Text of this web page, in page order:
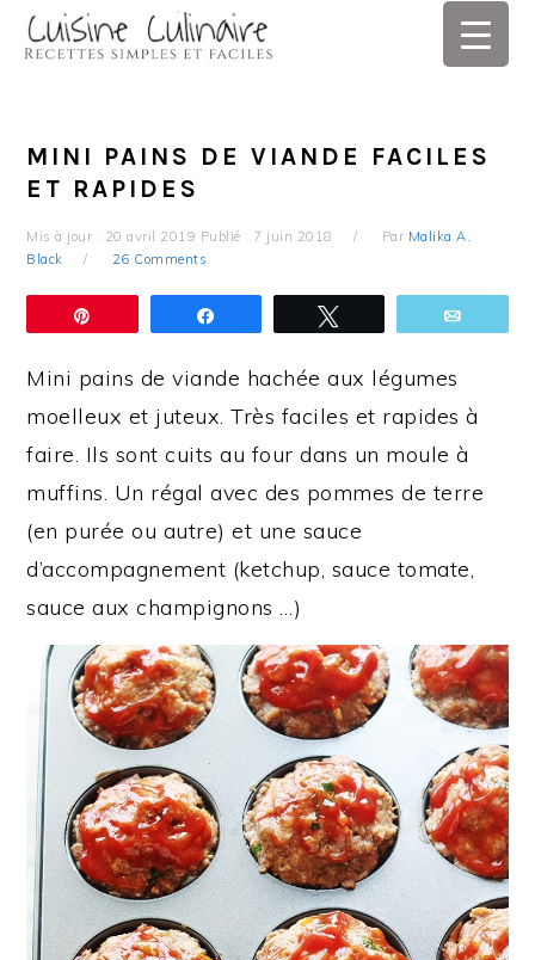
Skip
Skip
Skip
Skip
MINI PAINS DE VIANDE FACILES
ET RAPIDES
Mis à jour : 20 avril 2019 Publié : 7 juin 2018 Par Malika A.
Black
26 Comments
Mini pains de viande hachée aux légumes
moelleux et juteux. Très faciles et rapides à
faire. Ils sont cuits au four dans un moule à
muffins. Un régal avec des pommes de terre
(en purée ou autre) et une sauce
d’accompagnement (ketchup, sauce tomate,
sauce aux champignons …)